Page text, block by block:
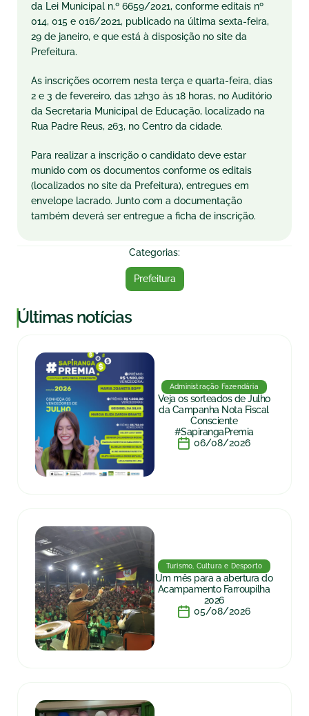
da Lei Municipal n.º 6659/2021, conforme editais nº
014, 015 e 016/2021, publicado na última sexta-feira,
29 de janeiro, e que está à disposição no site da
Prefeitura.
As inscrições ocorrem nesta terça e quarta-feira, dias
2 e 3 de fevereiro, das 12h30 às 18 horas, no Auditório
da Secretaria Municipal de Educação, localizado na
Rua Padre Reus, 263, no Centro da cidade.
Para realizar a inscrição o candidato deve estar
munido com os documentos conforme os editais
(localizados no site da Prefeitura), entregues em
envelope lacrado. Junto com a documentação
também deverá ser entregue a ficha de inscrição.
Categorias:
Prefeitura
|Últimas notícias
Administração Fazendária
Veja os sorteados de Julho
da Campanha Nota Fiscal
Consciente
#SapirangaPremia
06/08/2026
Turismo, Cultura e Desporto
Um mês para a abertura do
Acampamento Farroupilha
2026
05/08/2026